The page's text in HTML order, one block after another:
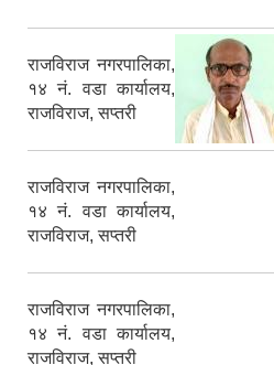
राजविराज नगरपालिका,
१४ नं. वडा कार्यालय,
राजविराज, सप्तरी
राजविराज नगरपालिका,
१४ नं. वडा कार्यालय,
राजविराज, सप्तरी
राजविराज नगरपालिका,
१४ नं. वडा कार्यालय,
राजविराज, सप्तरी